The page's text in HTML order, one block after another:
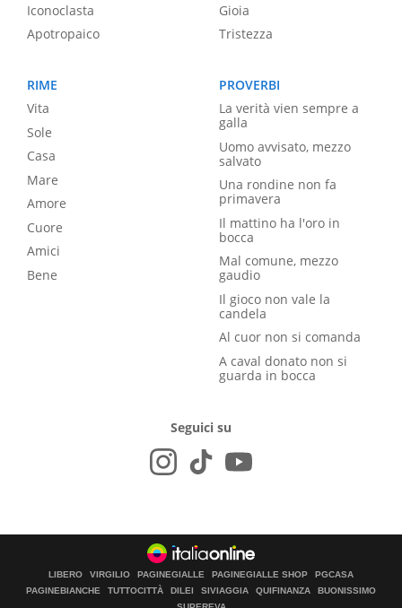
Iconoclasta
Apotropaico
Gioia
Tristezza
RIME
Vita
Sole
Casa
Mare
Amore
Cuore
Amici
Bene
PROVERBI
La verità vien sempre a
galla
Uomo avvisato, mezzo
salvato
Una rondine non fa
primavera
Il mattino ha l'oro in
bocca
Mal comune, mezzo
gaudio
Il gioco non vale la
candela
Al cuor non si comanda
A caval donato non si
guarda in bocca
Seguici su
LIBERO VIRGILIO PAGINEGIALLE PAGINEGIALLE SHOP
PGCASA
PAGINEBIANCHE
TUTTOCITTÀ DILEI SIVIAGGIA QUIFINANZA
BUONISSIMO